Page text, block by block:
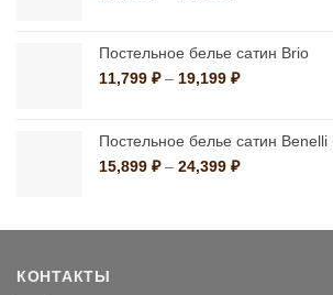
–
19,199 ₽
Постельное белье сатин Brio
11,799 ₽ – 19,199 ₽Диапазон
–
19,199 ₽
Постельное белье сатин Benelli
15,899 ₽ – 24,399 ₽Диапазон
–
КОНТАКТЫ